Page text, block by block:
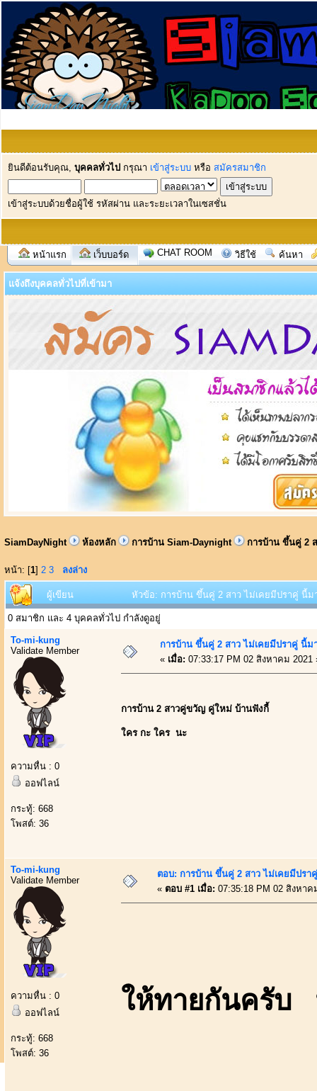
ยินดีต้อนรับคุณ, บุคคลทั่วไป กรุณา เข้าสู่ระบบ หรือ สมัครสมาชิก
เข้าสู่ระบบด้วยชื่อผู้ใช้ รหัสผ่าน และระยะเวลาในเซสชั่น
หน้าแรก เว็บบอร์ด CHAT ROOM วิธีใช้ ค้นหา
แจ้งถึงบุคคลทั่วไปที่เข้ามา
SiamDayNight ห้องหลัก การบ้าน Siam-Daynight การบ้าน ขึ้นคู่ 2
หน้า: [1] 2 3 ลงล่าง
ผู้เขียน หัวข้อ: การบ้าน ขึ้นคู่ 2 สาว ไม่เคยมีปราคู่ นี้
0 สมาชิก และ 4 บุคคลทั่วไป กำลังดูอยู่
To-mi-kung
Validate Member
ความหื่น : 0
ออฟไลน์
กระทู้: 668
โพสต์: 36
การบ้าน ขึ้นคู่ 2 สาว ไม่เคยมีปราคู่ นี้
« เมื่อ: 07:33:17 PM 02 สิงหาคม 2021
การบ้าน 2 สาวคู่ขวัญ คู่ใหม่ บ้านฟังกี้
ใคร กะ ใคร นะ
To-mi-kung
Validate Member
ความหื่น : 0
ออฟไลน์
กระทู้: 668
โพสต์: 36
ตอบ: การบ้าน ขึ้นคู่ 2 สาว ไม่เคยมีปร
« ตอบ #1 เมื่อ: 07:35:18 PM 02 สิงหาค
ให้ทายกันครับ